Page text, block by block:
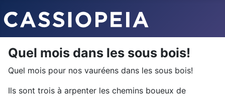
Quel mois dans les sous bois!
Quel mois pour nos vauréens dans les sous bois!
Ils sont trois à arpenter les chemins boueux de